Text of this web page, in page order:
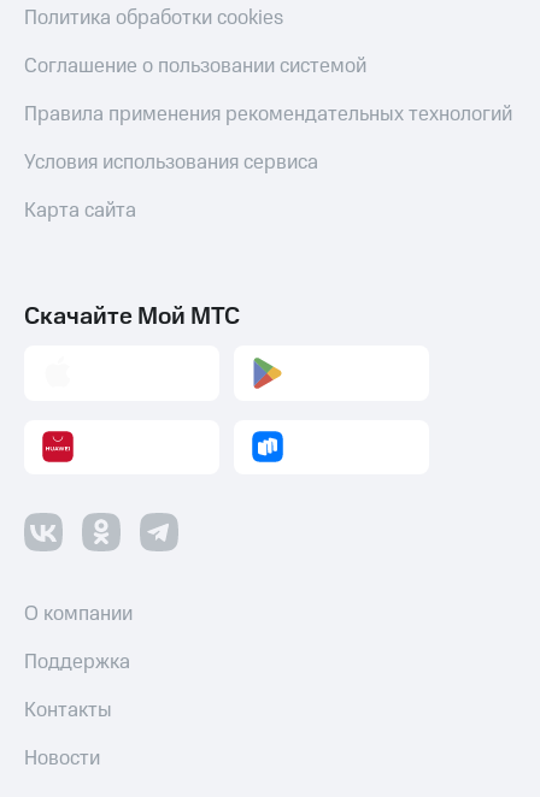
и
товары
Политика обработки cookies
Соглашение о пользовании системой
Правила применения рекомендательных технологий
Условия использования сервиса
Карта сайта
Скачайте Мой МТС
О компании
Поддержка
Контакты
Новости